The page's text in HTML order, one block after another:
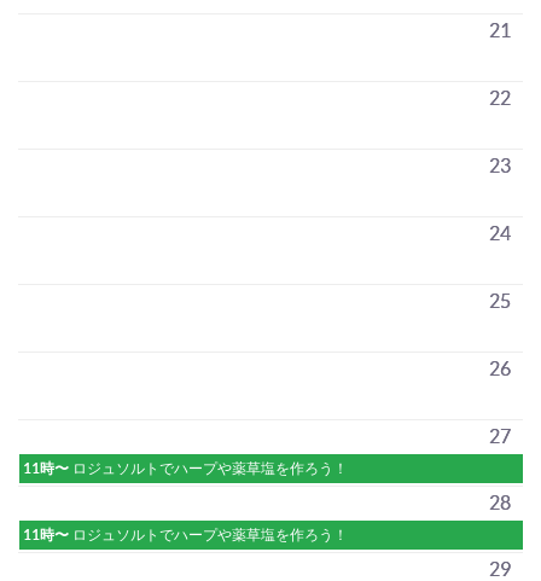
11時〜 ロジュソルトでハープや薬草塩を作ろう！
11時〜 ロジュソルトでハープや薬草塩を作ろう！
21
22
23
24
25
26
27
28
29